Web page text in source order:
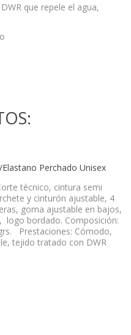
que repele el agua,
Perchado Unisex
técnico, cintura semi
y cinturón ajustable, 4
goma ajustable en bajos,
logo bordado. Composición:
Prestaciones: Cómodo,
tejido tratado con DWR